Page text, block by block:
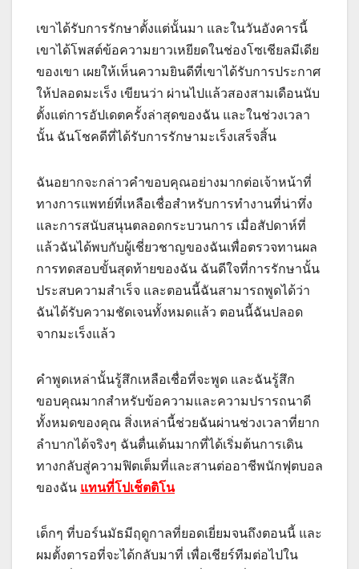
เขาได้รับการรักษาตั้งแต่นั้นมา และในวันอังคารนี้
เขาได้โพสต์ข้อความยาวเหยียดในช่องโซเชียลมีเดีย
ของเขา เผยให้เห็นความยินดีที่เขาได้รับการประกาศ
ให้ปลอดมะเร็ง เขียนว่า ผ่านไปแล้วสองสามเดือนนับ
ตั้งแต่การอัปเดตครั้งล่าสุดของฉัน และในช่วงเวลา
นั้น ฉันโชคดีที่ได้รับการรักษามะเร็งเสร็จสิ้น
ฉันอยากจะกล่าวคำขอบคุณอย่างมากต่อเจ้าหน้าที่
ทางการแพทย์ที่เหลือเชื่อสำหรับการทำงานที่น่าทึ่ง
และการสนับสนุนตลอดกระบวนการ เมื่อสัปดาห์ที่
แล้วฉันได้พบกับผู้เชี่ยวชาญของฉันเพื่อตรวจทานผล
การทดสอบขั้นสุดท้ายของฉัน ฉันดีใจที่การรักษานั้น
ประสบความสำเร็จ และตอนนี้ฉันสามารถพูดได้ว่า
ฉันได้รับความชัดเจนทั้งหมดแล้ว ตอนนี้ฉันปลอด
จากมะเร็งแล้ว
คำพูดเหล่านั้นรู้สึกเหลือเชื่อที่จะพูด และฉันรู้สึก
ขอบคุณมากสำหรับข้อความและความปรารถนาดี
ทั้งหมดของคุณ สิ่งเหล่านี้ช่วยฉันผ่านช่วงเวลาที่ยาก
ลำบากได้จริงๆ ฉันตื่นเต้นมากที่ได้เริ่มต้นการเดิน
ทางกลับสู่ความฟิตเต็มที่และสานต่ออาชีพนักฟุตบอล
ของฉัน แทนที่โปเช็ตติโน
เด็กๆ ที่บอร์นมัธมีฤดูกาลที่ยอดเยี่ยมจนถึงตอนนี้ และ
ผมตั้งตารอที่จะได้กลับมาที่ เพื่อเชียร์ทีมต่อไปใน